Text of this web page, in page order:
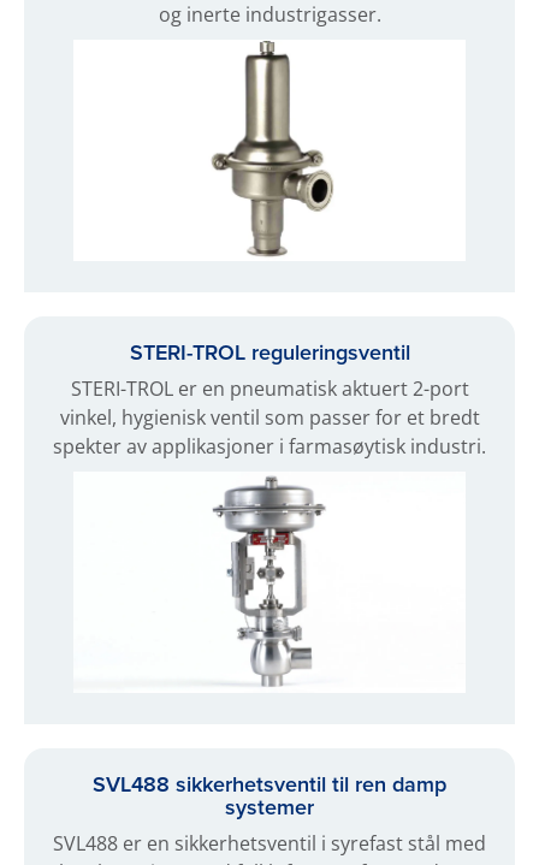
og inerte industrigasser.
STERI-TROL reguleringsventil
STERI-TROL er en pneumatisk aktuert 2-port
vinkel, hygienisk ventil som passer for et bredt
spekter av applikasjoner i farmasøytisk industri.
SVL488 sikkerhetsventil til ren damp
systemer
SVL488 er en sikkerhetsventil i syrefast stål med